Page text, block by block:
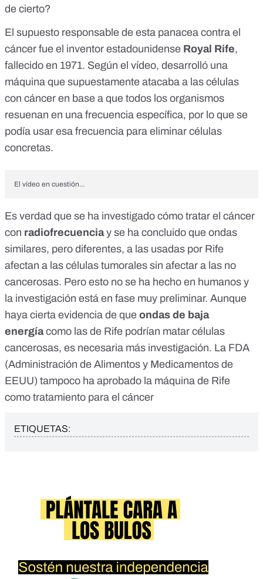
de cierto?
El supuesto responsable de esta panacea contra el
cáncer fue el inventor estadounidense Royal Rife,
fallecido en 1971. Según el vídeo, desarrolló una
máquina que supuestamente atacaba a las células
con cáncer en base a que todos los organismos
resuenan en una frecuencia específica, por lo que se
podía usar esa frecuencia para eliminar células
concretas.
El vídeo en cuestión...
Es verdad que se ha investigado cómo tratar el cáncer
con radiofrecuenciay se ha concluido que ondas
similares, pero diferentes, a las usadas por Rife
afectan a las células tumorales sin afectar a las no
cancerosas. Pero esto no se ha hecho en humanos y
la investigación está en fase muy preliminar. Aunque
haya cierta evidencia de que ondas de baja
energíacomo las de Rife podrían matar células
cancerosas, es necesaria más investigación. La FDA
(Administración de Alimentos y Medicamentos de
EEUU) tampoco ha aprobado la máquina de Rife
como tratamiento para el cáncer
ETIQUETAS: